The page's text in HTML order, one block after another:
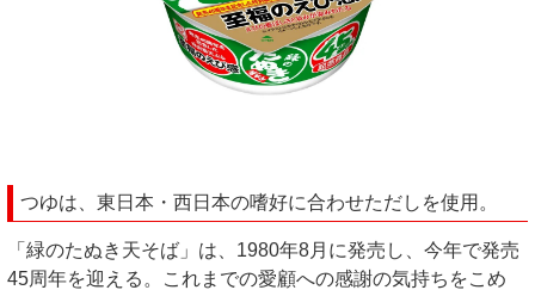
つゆは、東日本・西日本の嗜好に合わせただしを使用。
「緑のたぬき天そば」は、1980年8月に発売し、今年で発売
45周年を迎える。これまでの愛顧への感謝の気持ちをこめ